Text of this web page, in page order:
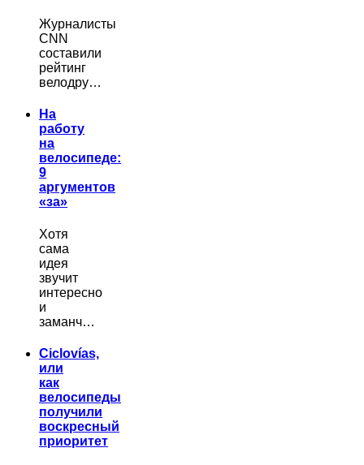
Журналисты
CNN
составили
рейтинг
велодру…
На
работу
на
велосипеде:
9
аргументов
«за»
Хотя
сама
идея
звучит
интересно
и
заманч…
Ciclovías,
или
как
велосипеды
получили
воскресный
приоритет